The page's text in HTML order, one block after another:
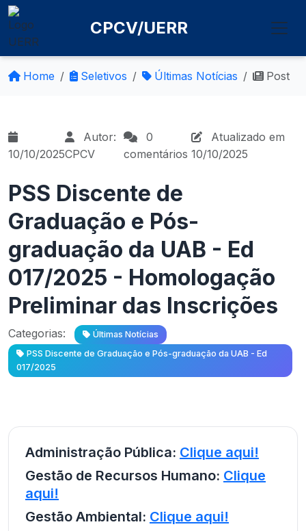
CPCV/UERR
Home Seletivos Últimas Notícias Post
10/10/2025
Autor:
CPCV
0
comentários
Atualizado em
10/10/2025
PSS Discente de
Graduação e Pós-
graduação da UAB - Ed
017/2025 - Homologação
Preliminar das Inscrições
Categorias:
Últimas Notícias
PSS Discente de Graduação e Pós-graduação da UAB - Ed
017/2025
Administração Pública: Clique aqui!
Gestão de Recursos Humano: Clique
aqui!
Gestão Ambiental: Clique aqui!